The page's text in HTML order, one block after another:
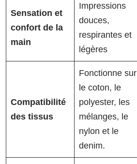
Sensation et
confort de la
main
Impressions
douces,
respirantes et
légères
Compatibilité
des tissus
Fonctionne sur
le coton, le
polyester, les
mélanges, le
nylon et le
denim.